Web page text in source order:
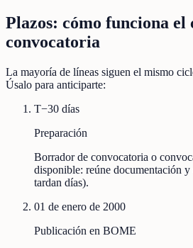
Plazos: cómo funciona el
convocatoria
La mayoría de líneas siguen el mismo
Úsalo para anticiparte:
T−30 días
Preparación
Borrador de convocatoria o
disponible: reúne documentación
tardan días).
01 de enero de 2000
Publicación en BOME